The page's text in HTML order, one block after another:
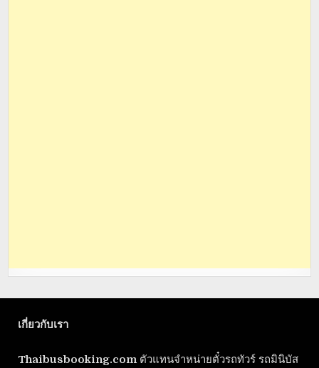
เกี่ยวกับเรา
Thaibusbooking.com ตัวแทนจำหน่ายตั๋วรถทัวร์ รถมินิบัส